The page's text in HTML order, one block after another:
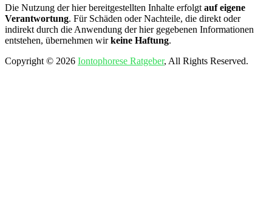
Die Nutzung der hier bereitgestellten Inhalte erfolgt auf eigene
Verantwortung. Für Schäden oder Nachteile, die direkt oder
indirekt durch die Anwendung der hier gegebenen Informationen
entstehen, übernehmen wirkeine Haftung.
Copyright © 2026 Iontophorese Ratgeber, All Rights Reserved.